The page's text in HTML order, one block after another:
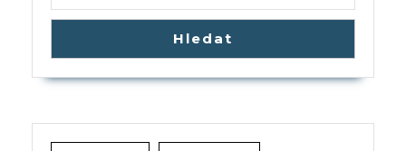
Hledat